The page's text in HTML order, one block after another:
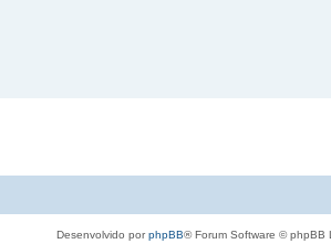
Desenvolvido porphpBB® Forum Software © phpBB